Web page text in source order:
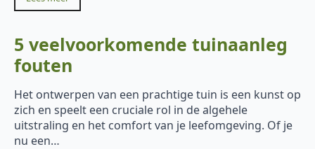
5 veelvoorkomende tuinaanleg
fouten
Het ontwerpen van een prachtige tuin is een kunst op
zich en speelt een cruciale rol in de algehele
uitstraling en het comfort van je leefomgeving. Of je
nu een…